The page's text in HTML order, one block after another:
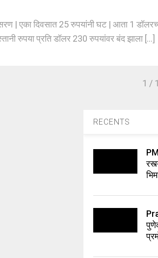
| एका दिवसात 25 रुपयांनी घट | आता 1
रुपया प्रति डॉलर 230 रुपयांवर बंद झाला [...]
1 /
RECENTS